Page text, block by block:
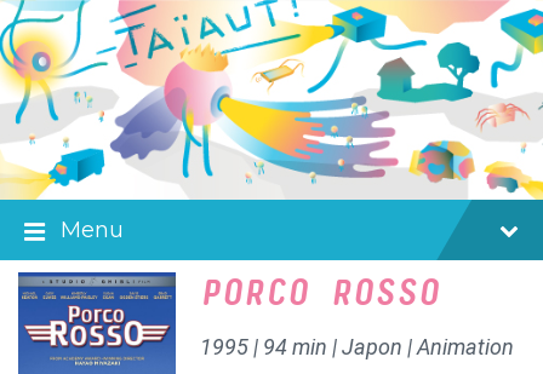
Skip
to
content
Skip
to
main
navigation
Skip
to
footer
Menu
PORCO ROSSO
1995 | 94 min | Japon | Animation